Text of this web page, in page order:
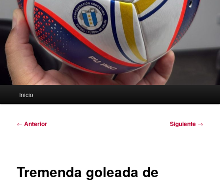
Inicio
Navegación
← Anterior Siguiente →
Tremenda goleada de